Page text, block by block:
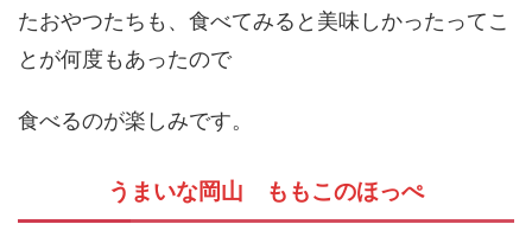
たおやつたちも、食べてみると美味しかったってこ
とが何度もあったので
食べるのが楽しみです。
うまいな岡山 ももこのほっぺ